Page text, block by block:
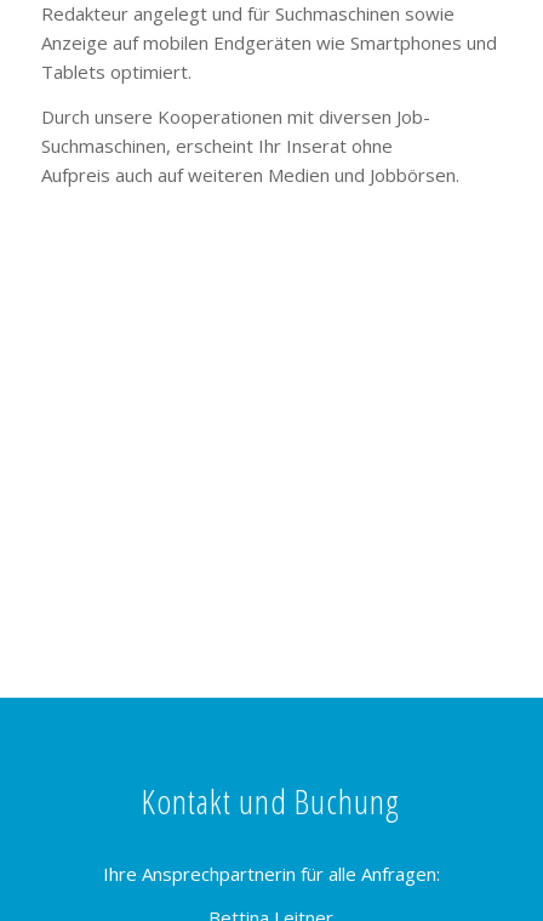
Redakteur angelegt und für Suchmaschinen sowie
Anzeige auf mobilen Endgeräten wie Smartphones und
Tablets optimiert.
Durch unsere Kooperationen mit diversen Job-
Suchmaschinen, erscheint Ihr Inserat ohne
Aufpreis auch auf weiteren Medien und Jobbörsen.
Kontakt und Buchung
Ihre Ansprechpartnerin für alle Anfragen: